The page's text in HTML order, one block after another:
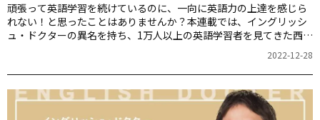
頑張って英語学習を続けているのに、一向に英語力の上達を感じら
れない！と思ったことはありませんか？本連載では、イングリッシ
ュ・ドクターの異名を持ち、1万人以上の英語学習者を見てきた西澤
ロイさんが、あなたの英語の悩み「英語病」の解決方法を処方しま
す。最終回の今回は、TOEICハイスコアや高レベルの資格を持って
いるのに英語が話せない原因について紹介します。
2022-12-28